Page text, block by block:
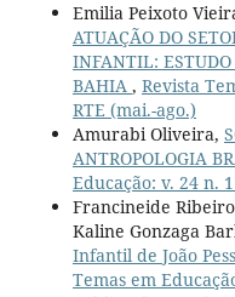
Emilia Peixoto
ATUAÇÃO DO
INFANTIL:
BAHIA , Revista
RTE (mai.-ago.)
Amurabi Oliveira,
ANTROPOLOGIA
Educação: v. 24 n.
Francineide
Kaline Gonzaga
Infantil de João
Temas em